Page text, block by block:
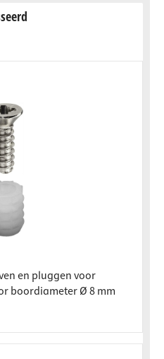
en pluggen voor
boordiameter Ø 8 mm